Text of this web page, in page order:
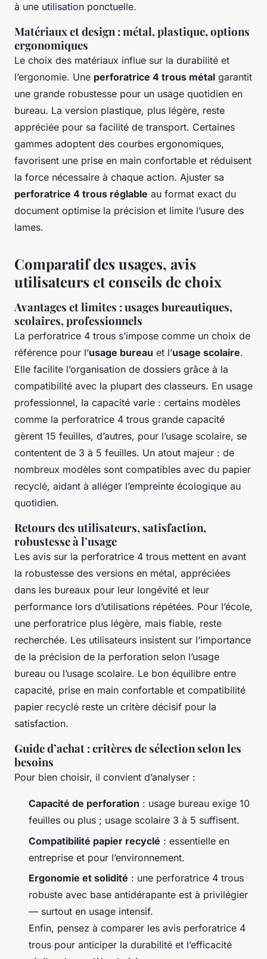
à une utilisation ponctuelle.
Matériaux et design : métal, plastique, options
ergonomiques
Le choix des matériaux influe sur la durabilité et
l’ergonomie. Une perforatrice 4 trous métal garantit
une grande robustesse pour un usage quotidien en
bureau. La version plastique, plus légère, reste
appréciée pour sa facilité de transport. Certaines
gammes adoptent des courbes ergonomiques,
favorisent une prise en main confortable et réduisent
la force nécessaire à chaque action. Ajuster sa
perforatrice 4 trous réglable au format exact du
document optimise la précision et limite l’usure des
lames.
Comparatif des usages, avis
utilisateurs et conseils de choix
Avantages et limites : usages bureautiques,
scolaires, professionnels
La perforatrice 4 trous s’impose comme un choix de
référence pour l’usage bureau et l’usage scolaire.
Elle facilite l’organisation de dossiers grâce à la
compatibilité avec la plupart des classeurs. En usage
professionnel, la capacité varie : certains modèles
comme la perforatrice 4 trous grande capacité
gèrent 15 feuilles, d’autres, pour l’usage scolaire, se
contentent de 3 à 5 feuilles. Un atout majeur : de
nombreux modèles sont compatibles avec du papier
recyclé, aidant à alléger l’empreinte écologique au
quotidien.
Retours des utilisateurs, satisfaction,
robustesse à l’usage
Les avis sur la perforatrice 4 trous mettent en avant
la robustesse des versions en métal, appréciées
dans les bureaux pour leur longévité et leur
performance lors d’utilisations répétées. Pour l’école,
une perforatrice plus légère, mais fiable, reste
recherchée. Les utilisateurs insistent sur l’importance
de la précision de la perforation selon l’usage
bureau ou l’usage scolaire. Le bon équilibre entre
capacité, prise en main confortable et compatibilité
papier recyclé reste un critère décisif pour la
satisfaction.
Guide d’achat : critères de sélection selon les
besoins
Pour bien choisir, il convient d’analyser :
Capacité de perforation : usage bureau exige 10
feuilles ou plus ; usage scolaire 3 à 5 suffisent.
Compatibilité papier recyclé : essentielle en
entreprise et pour l’environnement.
Ergonomie et solidité : une perforatrice 4 trous
robuste avec base antidérapante est à privilégier
— surtout en usage intensif.
Enfin, pensez à comparer les avis perforatrice 4
trous pour anticiper la durabilité et l’efficacité